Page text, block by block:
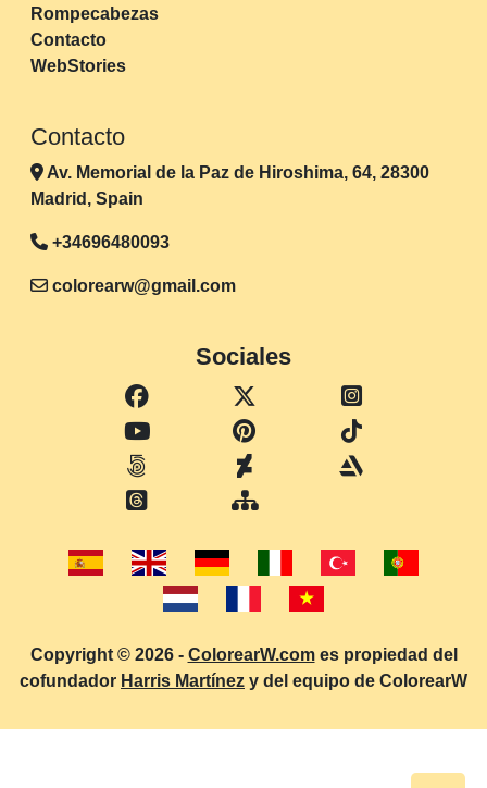
Rompecabezas
Contacto
WebStories
Contacto
Av. Memorial de la Paz de Hiroshima, 64, 28300
Madrid, Spain
+34696480093
colorearw@gmail.com
Sociales
Copyright © 2026 - ColorearW.comes propiedad del
cofundador Harris Martínez y del equipo de ColorearW